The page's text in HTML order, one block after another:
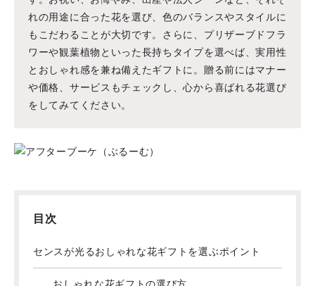
れの用途に合った花を選び、色のバランスやスタイルに
もこだわることが大切です。さらに、プリザーブドフラ
ワーや観葉植物といった長持ちタイプを選べば、実用性
とおしゃれ感を兼ね備えたギフトに。贈る前にはマナー
や価格、サービスもチェックし、心から喜ばれる花選び
をしてみてください。
目次
センスが光るおしゃれな花ギフトを選ぶポイント